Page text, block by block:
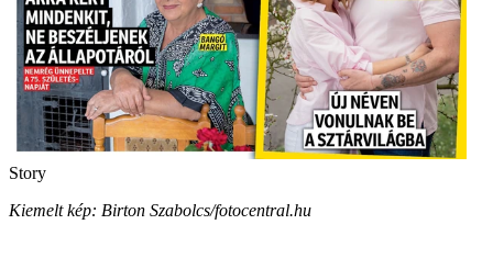
Story
Kiemelt kép: Birton Szabolcs/fotocentral.hu